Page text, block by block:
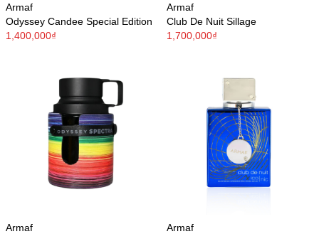
Armaf
Odyssey Candee Special Edition
1,400,000₫
Armaf
Club De Nuit Sillage
1,700,000₫
Armaf
Armaf